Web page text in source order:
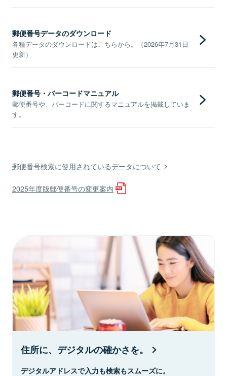
郵便番号データのダウンロード
各種データのダウンロードはこちらから。（2026年7月31日
更新）
郵便番号・バーコードマニュアル
郵便番号や、バーコードに関するマニュアルを掲載していま
す。
郵便番号検索に使用されているデータについて
2025年度版郵便番号の変更案内
住所に、デジタルの確かさを。
デジタルアドレスで入力も検索もスムーズに。